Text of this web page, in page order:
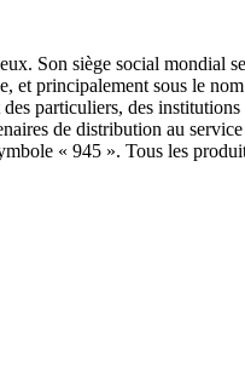
Son siège social mondial
et principalement sous le
particuliers, des
de distribution au
« 945 ». Tous les